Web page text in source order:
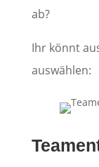
ab?
Ihr könnt
auswählen: